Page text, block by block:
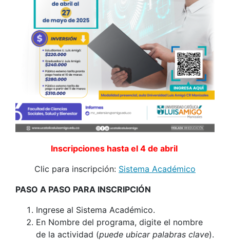
Inscripciones hasta el 4 de abril
Clic para inscripción: Sistema Académico
PASO A PASO PARA INSCRIPCIÓN
Ingrese al Sistema Académico.
En Nombre del programa, digite el nombre
de la actividad (puede ubicar palabras clave).